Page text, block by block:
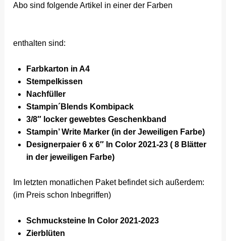
Abo sind folgende Artikel in einer der Farben
enthalten sind:
Farbkarton in A4
Stempelkissen
Nachfüller
Stampin´Blends Kombipack
3/8″ locker gewebtes Geschenkband
Stampin’ Write Marker (in der Jeweiligen Farbe)
Designerpaier 6 x 6″ In Color 2021-23 ( 8 Blätter
in der jeweiligen Farbe)
Im letzten monatlichen Paket befindet sich außerdem:
(im Preis schon Inbegriffen)
Schmucksteine In Color 2021-2023
Zierblüten